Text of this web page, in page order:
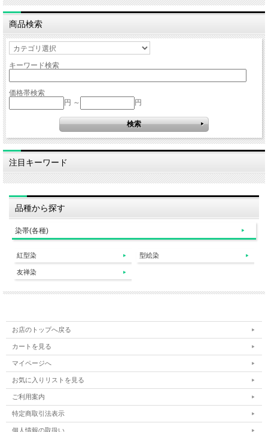
商品検索
キーワード検索
価格帯検索
円 ～
円
注目キーワード
品種から探す
染帯(各種)
紅型染
友禅染
型絵染
お店のトップへ戻る
カートを見る
マイページへ
お気に入りリストを見る
ご利用案内
特定商取引法表示
個人情報の取扱い